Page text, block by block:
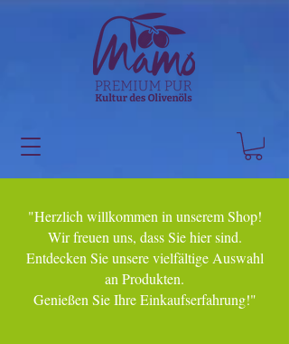
"Herzlich willkommen in unserem Shop!
Wir freuen uns, dass Sie hier sind.
Entdecken Sie unsere vielfältige Auswahl
an Produkten.
Genießen Sie Ihre Einkaufserfahrung!"